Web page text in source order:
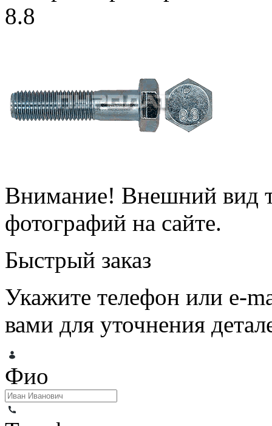
8.8
Внимание! Внешний вид
фотографий на сайте.
Быстрый заказ
Укажите телефон или e-
вами для уточнения
Фио